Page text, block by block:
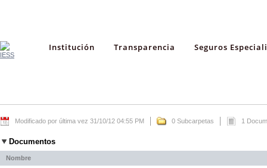
Institución Transparencia Seguros
Modificado por última vez 31/10/12 04:55 PM 0 Subcarpetas 1
Documentos
Nombre